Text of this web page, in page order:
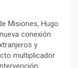
Misiones, Hugo
conexión
y
multiplicador